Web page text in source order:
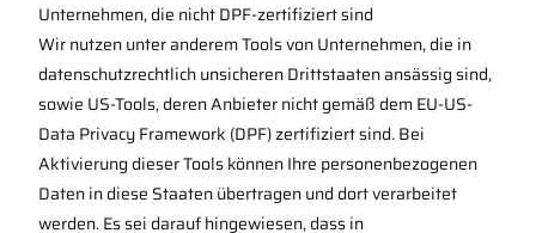
Unternehmen, die nicht DPF-zertifiziert sind
Wir nutzen unter anderem Tools von Unternehmen, die in
datenschutzrechtlich unsicheren Drittstaaten ansässig sind,
sowie US-Tools, deren Anbieter nicht gemäß dem EU-US-
Data Privacy Framework (DPF) zertifiziert sind. Bei
Aktivierung dieser Tools können Ihre personenbezogenen
Daten in diese Staaten übertragen und dort verarbeitet
werden. Es sei darauf hingewiesen, dass in